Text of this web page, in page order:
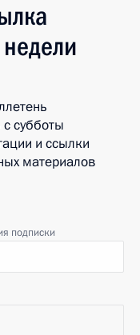
субботы
и ссылки
материалов
подписки